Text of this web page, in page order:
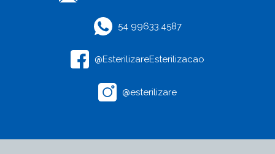
54 99633.4587
@EsterilizareEsterilizacao
@esterilizare